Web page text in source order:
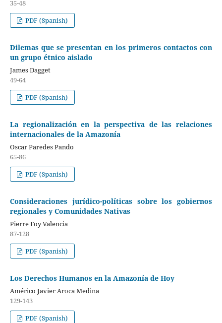
35-48
PDF (Spanish)
Dilemas que se presentan en los primeros contactos con
un grupo étnico aislado
James Dagget
49-64
PDF (Spanish)
La regionalización en la perspectiva de las relaciones
internacionales de la Amazonía
Oscar Paredes Pando
65-86
PDF (Spanish)
Consideraciones jurídico-políticas sobre los gobiernos
regionales y Comunidades Nativas
Pierre Foy Valencia
87-128
PDF (Spanish)
Los Derechos Humanos en la Amazonía de Hoy
Américo Javier Aroca Medina
129-143
PDF (Spanish)